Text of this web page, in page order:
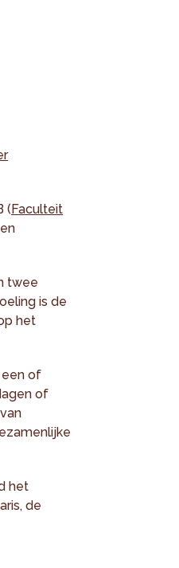
(Faculteit
twee
is de
het
een of
of
het
de